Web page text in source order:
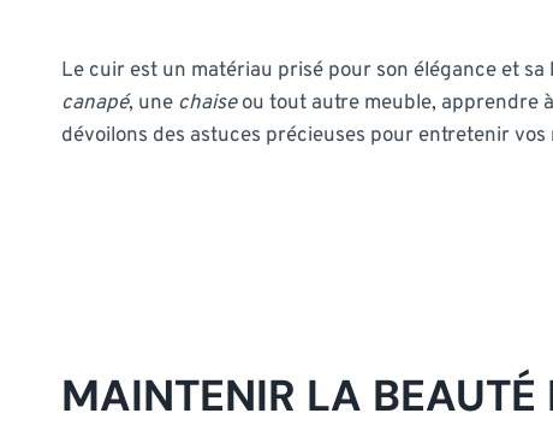
Le cuir est un matériau prisé pour son élégance et
canapé, une chaiseou tout autre meuble, apprendre
dévoilons des astuces précieuses pour entretenir
MAINTENIR LA BEAUTÉ